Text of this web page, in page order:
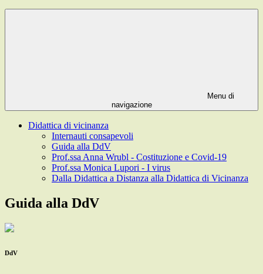
Menu di
navigazione
Didattica di vicinanza
Internauti consapevoli
Guida alla DdV
Prof.ssa Anna Wrubl - Costituzione e Covid-19
Prof.ssa Monica Lupori - I virus
Dalla Didattica a Distanza alla Didattica di Vicinanza
Guida alla DdV
DdV